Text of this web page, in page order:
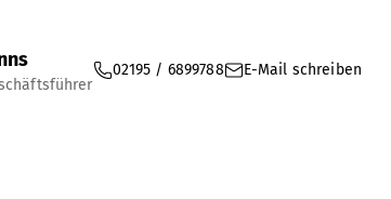
02195 / 6899788 E-Mail schreiben